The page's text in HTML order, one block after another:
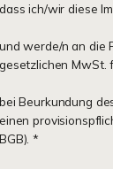
dass ich/wir diese
und werde/n an die
gesetzlichen MwSt.
bei Beurkundung
einen
BGB). *